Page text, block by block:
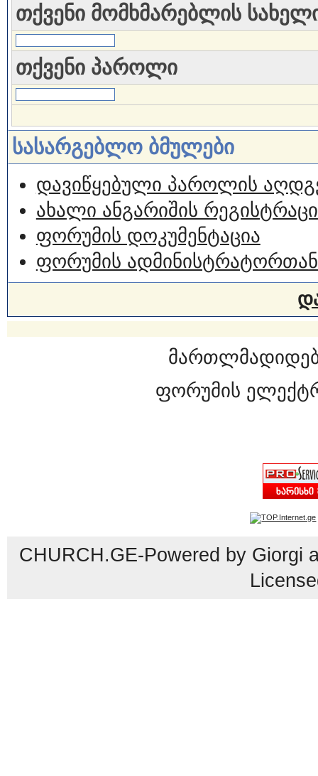
თქვენი მომხმარებლის
თქვენი პაროლი
სასარგებლო ბმულები
დავიწყებული პაროლის
ახალი ანგარიშის
ფორუმის დოკუმენტაცია
ფორუმის ადმინისტრატორთან
ფორუმის
CHURCH.GE-Powered by Giorgi